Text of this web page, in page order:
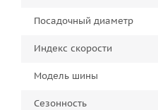
Посадочный диаметр
Индекс скорости
Модель шины
Сезонность